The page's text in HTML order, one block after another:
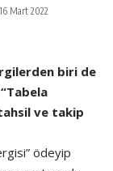
Mart 2022
biri de
ve takip
ödeyip